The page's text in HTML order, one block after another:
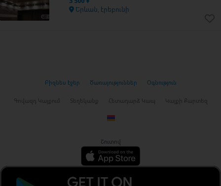
Երևան, էրեբունի
Բիզնես էջեր Ծառայություններ Օգնություն
Գովազդ Կայքում Տեղեկանք Հետադարձ Կապ Կայքի Քարտեզ
Շուտով